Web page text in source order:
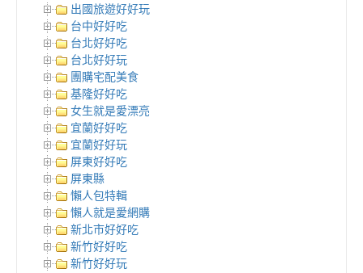
出國旅遊好好玩
台中好好吃
台北好好吃
台北好好玩
團購宅配美食
基隆好好吃
女生就是愛漂亮
宜蘭好好吃
宜蘭好好玩
屏東好好吃
屏東縣
懶人包特輯
懶人就是愛網購
新北市好好吃
新竹好好吃
新竹好好玩